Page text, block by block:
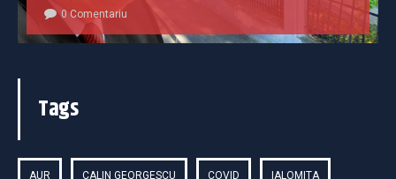
0 Comentariu
Tags
AUR CALIN GEORGESCU COVID IALOMITA